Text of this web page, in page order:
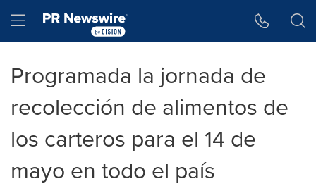
Hamburger menu
Programada la jornada de
recolección de alimentos de
los carteros para el 14 de
mayo en todo el país